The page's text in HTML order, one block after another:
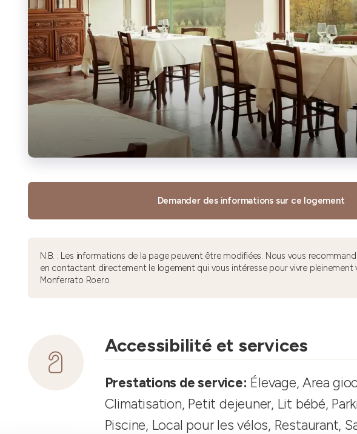
Demander des informations sur ce logement
N.B. : Les informations de la page peuvent être modifiées. Nous vous
en contactant directement le logement qui vous intéresse pour vivre pleinement
Monferrato Roero.
Accessibilité et services
Prestations de service: Élevage, Area
Climatisation, Petit dejeuner, Lit bébé,
Piscine, Local pour les vélos, Restaurant,